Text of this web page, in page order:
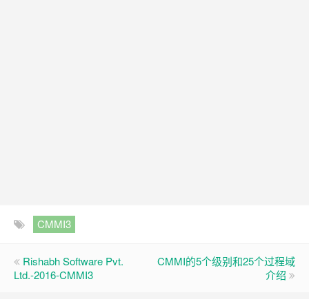
CMMI3
Rishabh Software Pvt.
Ltd.-2016-CMMI3
CMMI的5个级别和25个过程域
介绍